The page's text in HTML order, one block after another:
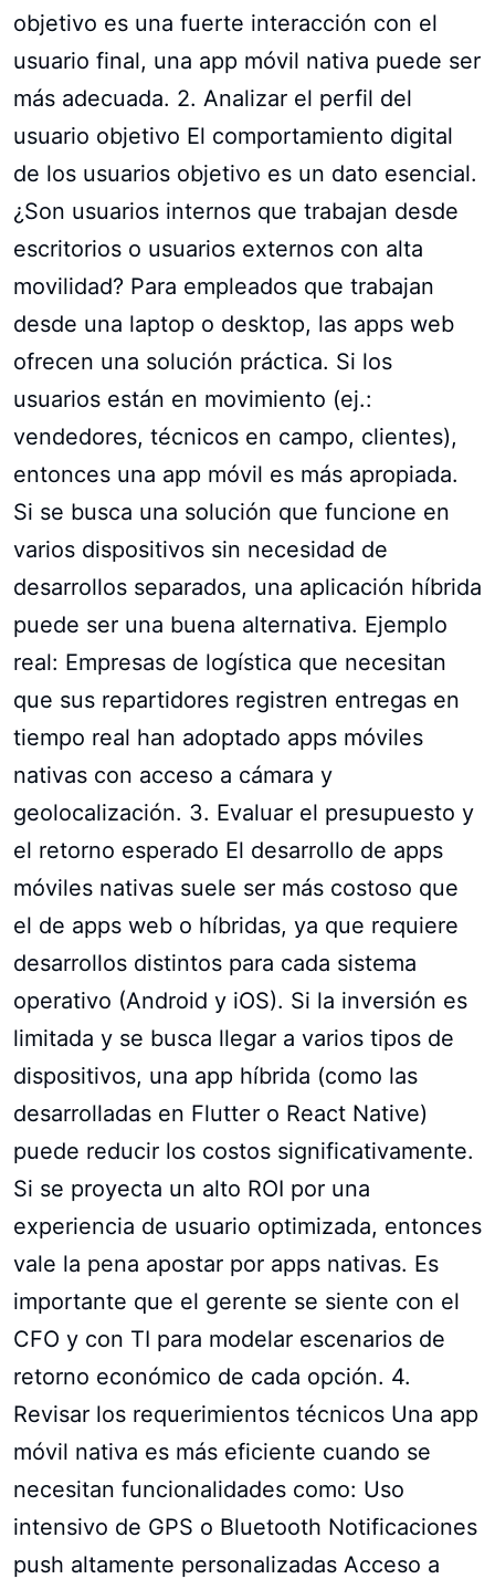
objetivo es una fuerte interacción con el
usuario final, una app móvil nativa puede ser
más adecuada. 2. Analizar el perfil del
usuario objetivo El comportamiento digital
de los usuarios objetivo es un dato esencial.
¿Son usuarios internos que trabajan desde
escritorios o usuarios externos con alta
movilidad? Para empleados que trabajan
desde una laptop o desktop, las apps web
ofrecen una solución práctica. Si los
usuarios están en movimiento (ej.:
vendedores, técnicos en campo, clientes),
entonces una app móvil es más apropiada.
Si se busca una solución que funcione en
varios dispositivos sin necesidad de
desarrollos separados, una aplicación híbrida
puede ser una buena alternativa. Ejemplo
real: Empresas de logística que necesitan
que sus repartidores registren entregas en
tiempo real han adoptado apps móviles
nativas con acceso a cámara y
geolocalización. 3. Evaluar el presupuesto y
el retorno esperado El desarrollo de apps
móviles nativas suele ser más costoso que
el de apps web o híbridas, ya que requiere
desarrollos distintos para cada sistema
operativo (Android y iOS). Si la inversión es
limitada y se busca llegar a varios tipos de
dispositivos, una app híbrida (como las
desarrolladas en Flutter o React Native)
puede reducir los costos significativamente.
Si se proyecta un alto ROI por una
experiencia de usuario optimizada, entonces
vale la pena apostar por apps nativas. Es
importante que el gerente se siente con el
CFO y con TI para modelar escenarios de
retorno económico de cada opción. 4.
Revisar los requerimientos técnicos Una app
móvil nativa es más eficiente cuando se
necesitan funcionalidades como: Uso
intensivo de GPS o Bluetooth Notificaciones
push altamente personalizadas Acceso a